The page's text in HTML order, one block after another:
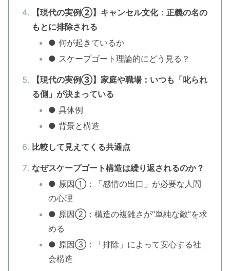
【現代の実例②】キャンセル文化：正義の名の
もとに排除される
● 何が起きているか
● スケープゴート理論的にどう見る？
【現代の実例③】家庭や職場：いつも「叱られ
る側」が決まっている
● 具体例
● 背景と構造
比較して見えてくる共通点
なぜスケープゴート構造は繰り返されるのか？
● 原因①：「感情の出口」が必要な人間
の心理
● 原因②：構造の複雑さが“単純な敵”を求
める
● 原因③：「排除」によって安心する社
会構造